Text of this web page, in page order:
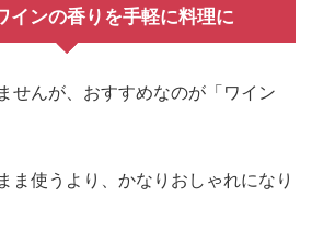
インの香りを手軽に料理に
せんが、おすすめなのが「ワイン
ま使うより、かなりおしゃれになり